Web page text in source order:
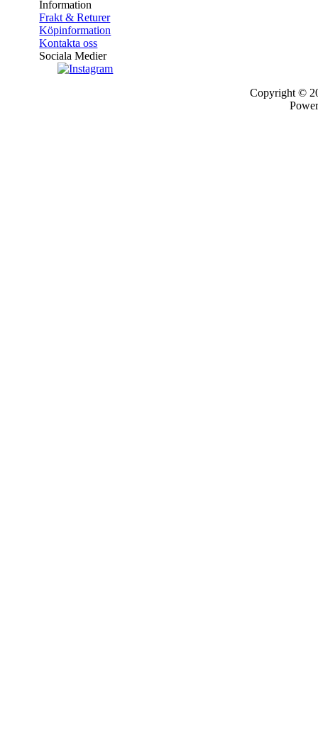
Information
Frakt & Returer
Köpinformation
Kontakta oss
Sociala Medier
Copyright ©